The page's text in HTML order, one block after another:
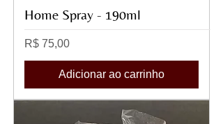
Home Spray - 190ml
Preço
R$ 75,00
Adicionar ao carrinho